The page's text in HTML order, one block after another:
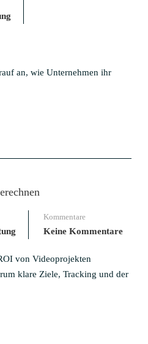
an, wie Unternehmen ihr
Kommentare
Keine Kommentare
von Videoprojekten
klare Ziele, Tracking und der